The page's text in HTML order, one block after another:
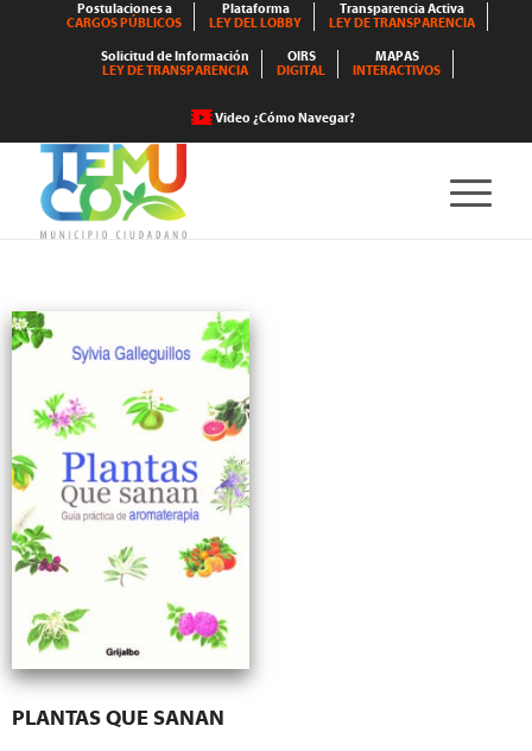
Postulaciones a
CARGOS PÚBLICOS
Plataforma
LEY DEL LOBBY
Transparencia Activa
LEY DE TRANSPARENCIA
Solicitud de Información
LEY DE TRANSPARENCIA
OIRS
DIGITAL
MAPAS
INTERACTIVOS
Video ¿Cómo Navegar?
PLANTAS QUE SANAN